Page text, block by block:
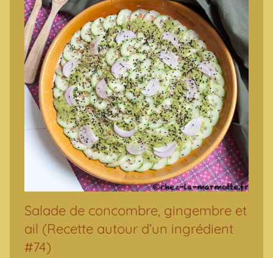
Salade de concombre, gingembre et
ail (Recette autour d’un ingrédient
#74)